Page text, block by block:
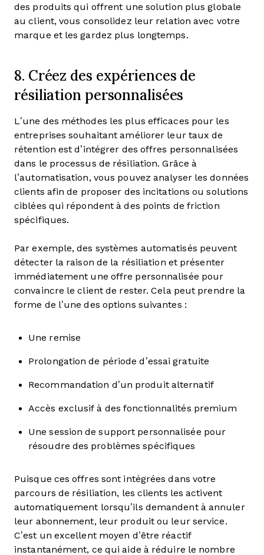
des produits qui offrent une solution plus globale
au client, vous consolidez leur relation avec votre
marque et les gardez plus longtemps.
8. Créez des expériences de
résiliation personnalisées
L’une des méthodes les plus efficaces pour les
entreprises souhaitant améliorer leur taux de
rétention est d’intégrer des offres personnalisées
dans le processus de résiliation. Grâce à
l’automatisation, vous pouvez analyser les données
clients afin de proposer des incitations ou solutions
ciblées qui répondent à des points de friction
spécifiques.
Par exemple, des systèmes automatisés peuvent
détecter la raison de la résiliation et présenter
immédiatement une offre personnalisée pour
convaincre le client de rester. Cela peut prendre la
forme de l’une des options suivantes :
Une remise
Prolongation de période d’essai gratuite
Recommandation d’un produit alternatif
Accès exclusif à des fonctionnalités premium
Une session de support personnalisée pour
résoudre des problèmes spécifiques
Puisque ces offres sont intégrées dans votre
parcours de résiliation, les clients les activent
automatiquement lorsqu’ils demandent à annuler
leur abonnement, leur produit ou leur service.
C’est un excellent moyen d’être réactif
instantanément, ce qui aide à réduire le nombre